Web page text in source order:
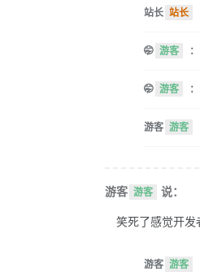
站长 站长
🤭 游客 ：
🤭 游客 ：
游客 游客
游客 游客 说：
笑死了感觉开发
游客 游客